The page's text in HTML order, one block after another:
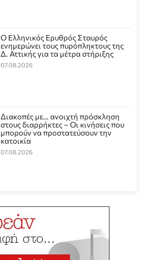
Ο Ελληνικός Ερυθρός Σταυρός
ενημερώνει τους πυρόπληκτους της
Δ. Αττικής για τα μέτρα στήριξης
07.08.2026
Διακοπές με… ανοιχτή πρόσκληση
στους διαρρήκτες – Οι κινήσεις που
μπορούν να προστατεύσουν την
κατοικία
07.08.2026